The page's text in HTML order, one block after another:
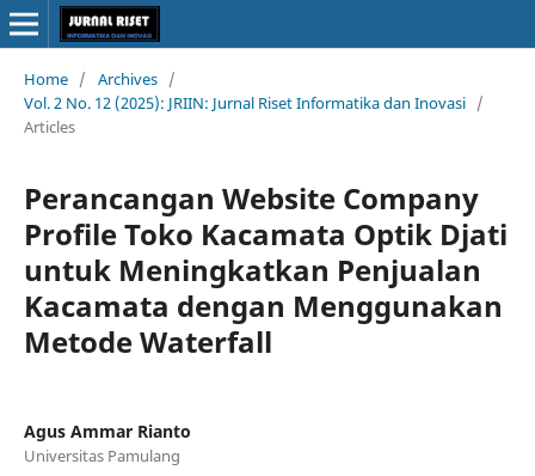
Home / Archives /
Vol. 2 No. 12 (2025): JRIIN: Jurnal Riset Informatika dan Inovasi /
Articles
Perancangan Website Company
Profile Toko Kacamata Optik Djati
untuk Meningkatkan Penjualan
Kacamata dengan Menggunakan
Metode Waterfall
Agus Ammar Rianto
Universitas Pamulang